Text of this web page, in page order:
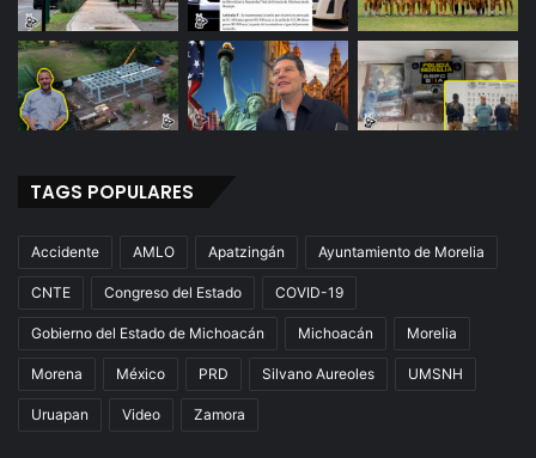
TAGS POPULARES
Accidente AMLO Apatzingán Ayuntamiento de Morelia
CNTE Congreso del Estado COVID-19
Gobierno del Estado de Michoacán Michoacán Morelia
Morena México PRD Silvano Aureoles UMSNH
Uruapan Video Zamora